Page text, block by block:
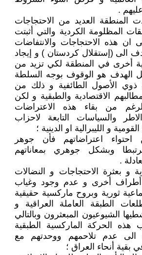
عليهم .
المنطقة العديد من الاحتجاجات
المظلومة الكردية والتي أثبتت
ان هذه الاحتجاجات والانتفاضات
الى (إستقلال كردستان ) و إيجاد
أخرى في المنطقة لكي تزيد من
بل الهدف هو الوقوف بوجه السلطة
ذوي الأصول الطائفية و ذلك من
الاقتصادية والطبقية و لكن
من بقاء هذه الاعتراضات
والسياسات التابعة لاحزاب
و الليبرالية او الدينية ؛
اعتراضاتهم فأن جوهر
وبشكل جوهري بمعاناتهم
.
و بعثرة الاحتجاجات و النضالات
أخرى و عدم وجود وغياب
ثورية وبروح ماركسية حقيقية
الطبقة العاملة العراقية و
الشيوعيون المبعثرون وبالتالي
هذه الحركة الماركسية الطبقية
الى عدم تلاحمهم ووحدتهم مع
بقية أنحاء العراق ؛